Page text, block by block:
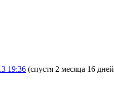
19:36 (спустя 2 месяца 16